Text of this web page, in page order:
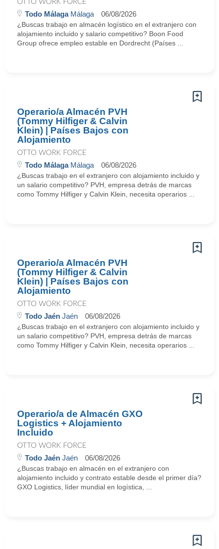
OTTO WORK FORCE
Todo MálagaMálaga 06/08/2026
¿Buscas trabajo en almacén logístico en el extranjero con
alojamiento incluido y salario competitivo? Boon Food
Group ofrece empleo estable en Dordrecht (Países ...
Operario/a Almacén PVH
(Tommy Hilfiger & Calvin
Klein) | Países Bajos con
Alojamiento
OTTO WORK FORCE
Todo MálagaMálaga 06/08/2026
¿Buscas trabajo en el extranjero con alojamiento incluido y
un salario competitivo? PVH, empresa detrás de marcas
como Tommy Hilfiger y Calvin Klein, necesita operarios ...
Operario/a Almacén PVH
(Tommy Hilfiger & Calvin
Klein) | Países Bajos con
Alojamiento
OTTO WORK FORCE
Todo Jaén Jaén 06/08/2026
¿Buscas trabajo en el extranjero con alojamiento incluido y
un salario competitivo? PVH, empresa detrás de marcas
como Tommy Hilfiger y Calvin Klein, necesita operarios ...
Operario/a de Almacén GXO
Logistics + Alojamiento
Incluido
OTTO WORK FORCE
Todo Jaén Jaén 06/08/2026
¿Buscas trabajo en almacén en el extranjero con
alojamiento incluido y contrato estable desde el primer día?
GXO Logistics, líder mundial en logística, ...